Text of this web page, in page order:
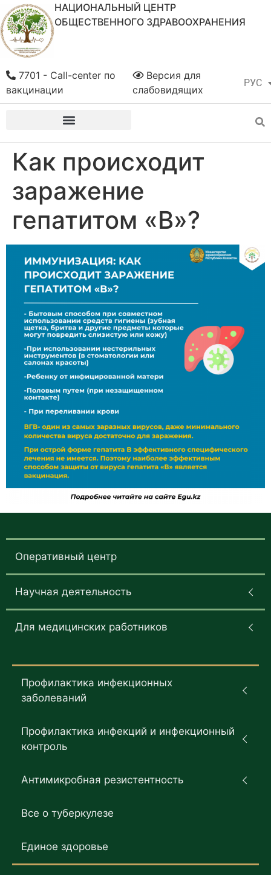
НАЦИОНАЛЬНЫЙ ЦЕНТР
ОБЩЕСТВЕННОГО ЗДРАВООХРАНЕНИЯ
РУС
ҚАЗ
Версия для
слабовидящих
7701 - Call-center по
вакцинации
Как происходит
заражение
гепатитом «В»?
Оперативный центр
Научная деятельность
Для медицинских работников
Профилактика инфекционных
заболеваний
Профилактика инфекций и инфекционный
контроль
Антимикробная резистентность
Все о туберкулезе
Единое здоровье